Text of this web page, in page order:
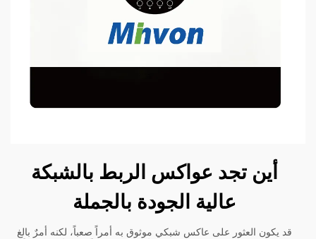
أين تجد عواكس الربط بالشبكة
عالية الجودة بالجملة
قد يكون العثور على عاكس شبكي موثوق به أمراً صعباً، لكنه أمرٌ بالغ